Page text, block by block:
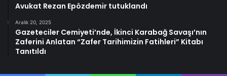
Avukat Rezan Epözdemir tutuklandı
Aralık 20, 2025
Gazeteciler Cemiyeti’nde, İkinci Karabağ Savaşı’nın
Zaferini Anlatan “Zafer Tarihimizin Fatihleri” Kitabı
Tanıtıldı